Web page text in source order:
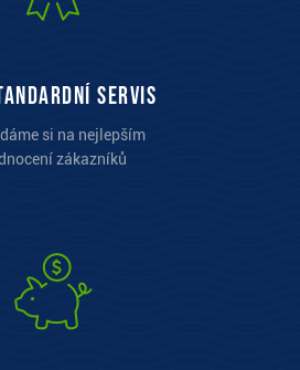
servis
si na nejlepším
zákazníků